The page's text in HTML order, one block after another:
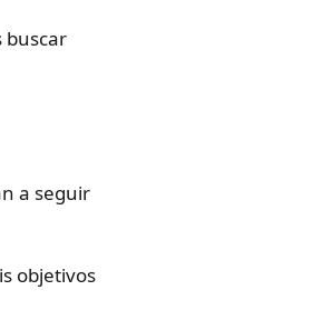
buscar
a seguir
objetivos